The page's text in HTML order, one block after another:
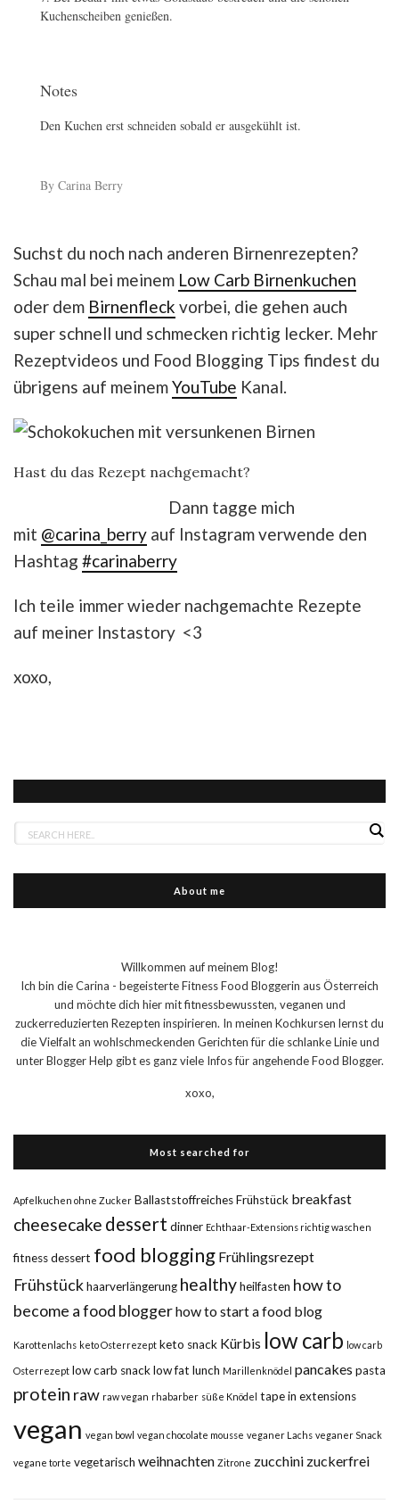
Kuchenscheiben genießen.
Notes
Den Kuchen erst schneiden sobald er ausgekühlt ist.
By Carina Berry
Suchst du noch nach anderen Birnenrezepten?
Schau mal bei meinem Low Carb Birnenkuchen
oder dem Birnenfleck vorbei, die gehen auch
super schnell und schmecken richtig lecker. Mehr
Rezeptvideos und Food Blogging Tips findest du
übrigens auf meinemYouTube Kanal.
Hast du das Rezept nachgemacht?
Dann tagge mich
mit @carina_berry auf Instagram verwende den
Hashtag #carinaberry
Ich teile immer wieder nachgemachte Rezepte
auf meiner Instastory <3
xoxo,
About me
Willkommen auf meinem Blog!
Ich bin die Carina - begeisterte Fitness Food Bloggerin aus Österreich
und möchte dich hier mit fitnessbewussten, veganen und
zuckerreduzierten Rezepten inspirieren. In meinen Kochkursen lernst du
die Vielfalt an wohlschmeckenden Gerichten für die schlanke Linie und
unter Blogger Help gibt es ganz viele Infos für angehende Food Blogger.
xoxo,
Most searched for
Apfelkuchen ohne Zucker Ballaststoffreiches Frühstück breakfast
cheesecake dessert dinner Echthaar-Extensions richtig waschen
fitness dessert food blogging Frühlingsrezept
Frühstückhaarverlängerung healthyheilfasten how to
become a food bloggerhow to start a food blog
Karottenlachs keto Osterrezept keto snack Kürbis low carb low carb
Osterrezept low carb snacklow fat lunch Marillenknödel pancakes pasta
protein raw raw vegan rhabarber süße Knödel tape in extensions
vegan vegan bowl vegan chocolate mousse veganer Lachs veganer Snack
vegane torte vegetarisch weihnachten Zitrone zucchini zuckerfrei